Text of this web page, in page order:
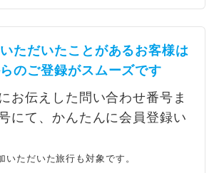
ただいたことがあるお客様は
のご登録がスムーズです
お伝えした問い合わせ番号ま
にて、かんたんに会員登録い
ただいた旅行も対象です。